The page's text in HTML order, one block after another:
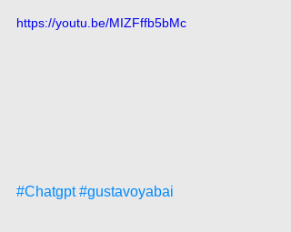
https://youtu.be/MIZFffb5bMc
#Chatgpt #gustavoyabai